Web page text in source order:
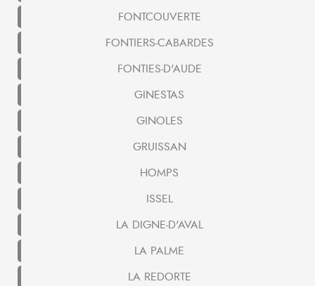
FONTCOUVERTE
FONTIERS-CABARDES
FONTIES-D'AUDE
GINESTAS
GINOLES
GRUISSAN
HOMPS
ISSEL
LA DIGNE-D'AVAL
LA PALME
LA REDORTE